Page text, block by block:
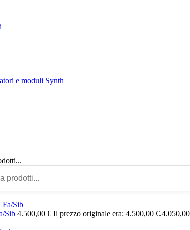
e moduli Synth
Sib 4.500,00€ Il prezzo originale era: 4.500,00 €.4.050,00